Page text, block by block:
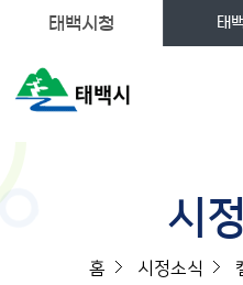
태백시청 태
시
홈 시정소식